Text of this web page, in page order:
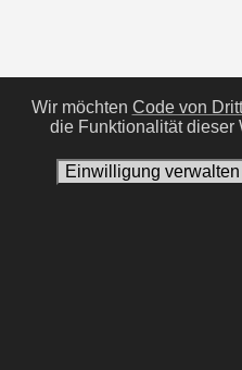
Wir möchten Code von
die Funktionalität dieser
Einwilligung verwalten